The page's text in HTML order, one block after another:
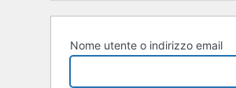
Nome utente o indirizzo email